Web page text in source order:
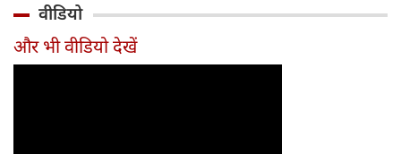
टीम में
वीडियो
और भी वीडियो देखें